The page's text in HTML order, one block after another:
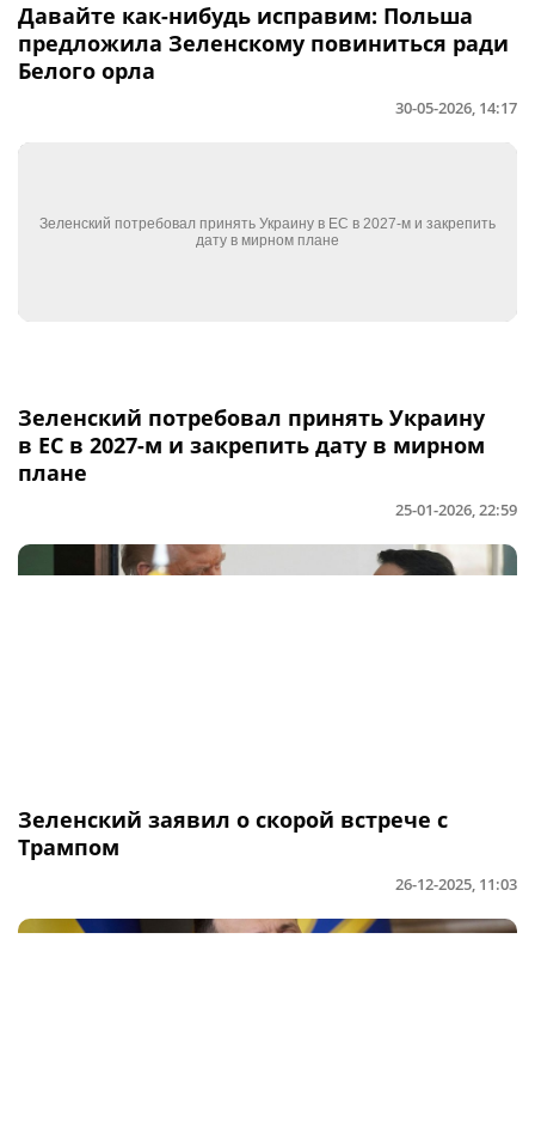
Давайте как-нибудь исправим: Польша
предложила Зеленскому повиниться ради
Белого орла
30-05-2026, 14:17
Зеленский потребовал принять Украину
в ЕС в 2027-м и закрепить дату в мирном
плане
25-01-2026, 22:59
Зеленский заявил о скорой встрече с
Трампом
26-12-2025, 11:03